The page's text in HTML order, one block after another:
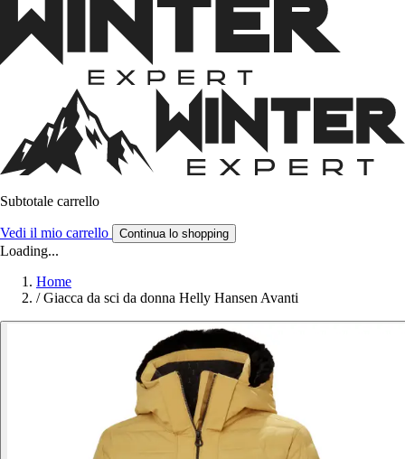
Subtotale carrello
Vedi il mio carrello Continua lo shopping
Loading...
Home
/ Giacca da sci da donna Helly Hansen Avanti